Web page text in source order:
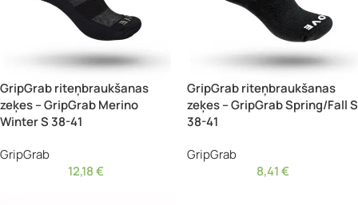
GripGrab riteņbraukšanas
zeķes – GripGrab Merino
Winter S 38-41
GripGrab
12,18€
GripGrab riteņbraukšanas
zeķes – GripGrab Spring/Fall S
38-41
GripGrab
8,41€